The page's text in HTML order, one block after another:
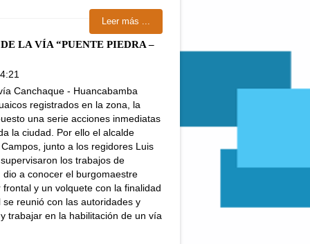
Leer más ...
LA VÍA “PUENTE PIEDRA –
Canchaque - Huancabamba
registrados en la zona, la
una serie acciones inmediatas
la ciudad. Por ello el alcalde
junto a los regidores Luis
los trabajos de
a conocer el burgomaestre
y un volquete con la finalidad
reunió con las autoridades y
trabajar en la habilitación de un vía